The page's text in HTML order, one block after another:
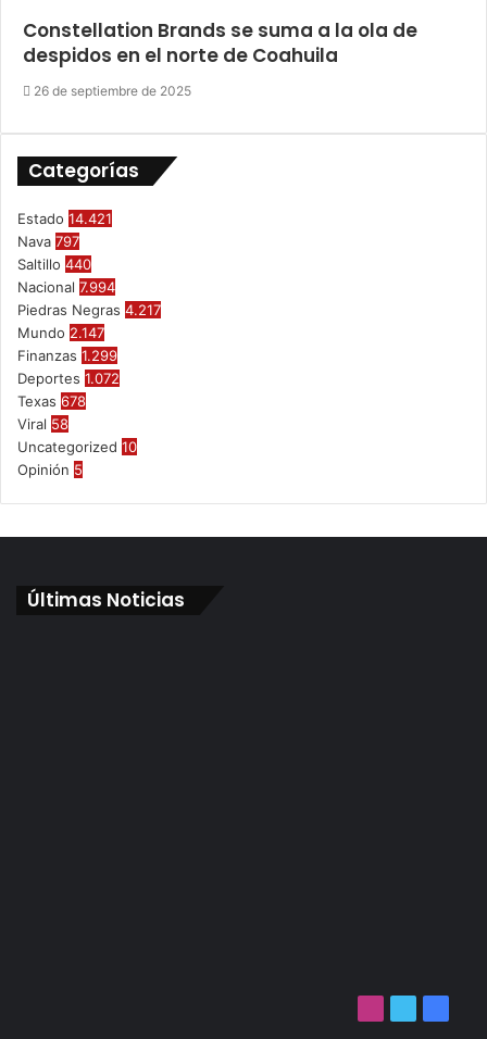
Constellation Brands se suma a la ola de
despidos en el norte de Coahuila
26 de septiembre de 2025
Categorías
Estado 14.421
Nava 797
Saltillo 440
Nacional 7.994
Piedras Negras 4.217
Mundo 2.147
Finanzas 1.299
Deportes 1.072
Texas 678
Viral 58
Uncategorized 10
Opinión 5
Últimas Noticias